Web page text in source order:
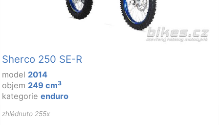
Sherco 250 SE-R
model 2014
objem 249 cm3
kategorie enduro
zhlédnuto 255x